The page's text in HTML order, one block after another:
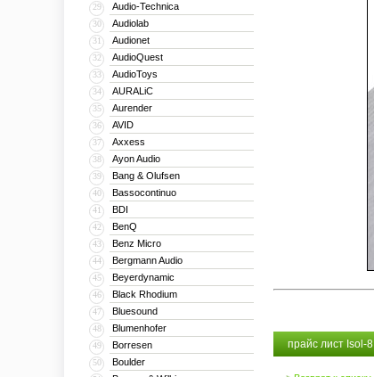
29 Audio-Technica
30 Audiolab
31 Audionet
32 AudioQuest
33 AudioToys
34 AURALiC
35 Aurender
36 AVID
37 Axxess
38 Ayon Audio
39 Bang & Olufsen
40 Bassocontinuo
41 BDI
42 BenQ
43 Benz Micro
44 Bergmann Audio
45 Beyerdynamic
46 Black Rhodium
47 Bluesound
48 Blumenhofer
49 Borresen
50 Boulder
прайс лист Isol-8